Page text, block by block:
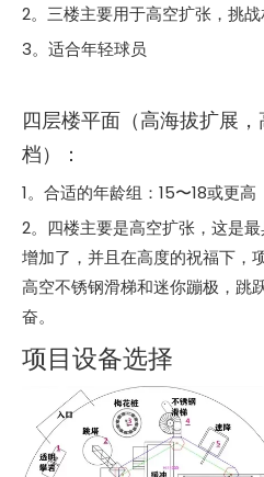
2。三楼主要用于高空扩张，挑
3。适合年轻球员
四层楼平面（高海拔扩展
档）：
1。合适的年龄组：15〜18或更高
2。四楼主要是高空扩张，这是
增加了，并且在高度的祝福下，
高空不锈钢滑梯和迷你蹦极，跳
奋。
项目设备选择